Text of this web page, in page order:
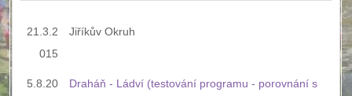
21.3.2
015
Jiříkův Okruh
5.8.20
Draháň - Ládví (testování programu - porovnání s